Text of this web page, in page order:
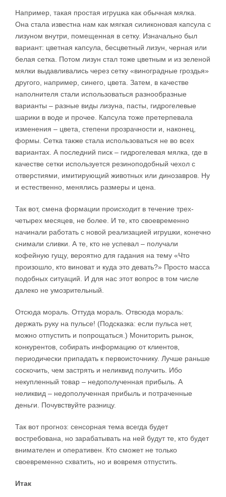
Например, такая простая игрушка как обычная мялка.
Она стала известна нам как мягкая силиконовая капсула с
лизуном внутри, помещенная в сетку. Изначально был
вариант: цветная капсула, бесцветный лизун, черная или
белая сетка. Потом лизун стал тоже цветным и из зеленой
мялки выдавливались через сетку «виноградные гроздья»
другого, например, синего, цвета. Затем, в качестве
наполнителя стали использоваться разнообразные
варианты – разные виды лизуна, пасты, гидрогелевые
шарики в воде и прочее. Капсула тоже претерпевала
изменения – цвета, степени прозрачности и, наконец,
формы. Сетка также стала использоваться не во всех
вариантах. А последний писк – гидрогелевая мялка, где в
качестве сетки используется резиноподобный чехол с
отверстиями, имитирующий животных или динозавров. Ну
и естественно, менялись размеры и цена.
Так вот, смена формации происходит в течение трех-
четырех месяцев, не более. И те, кто своевременно
начинали работать с новой реализацией игрушки, конечно
снимали сливки. А те, кто не успевал – получали
кофейную гущу, вероятно для гадания на тему «Что
произошло, кто виноват и куда это девать?» Просто масса
подобных ситуаций. И для нас этот вопрос в том числе
далеко не умозрительный.
Отсюда мораль. Оттуда мораль. Отвсюда мораль:
держать руку на пульсе! (Подсказка: если пульса нет,
можно отпустить и попрощаться.) Мониторить рынок,
конкурентов, собирать информацию от клиентов,
периодически припадать к первоисточнику. Лучше раньше
соскочить, чем застрять и неликвид получить. Ибо
некупленный товар – недополученная прибыль. А
неликвид – недополученная прибыль и потраченные
деньги. Почувствуйте разницу.
Так вот прогноз: сенсорная тема всегда будет
востребована, но зарабатывать на ней будут те, кто будет
внимателен и оперативен. Кто сможет не только
своевременно схватить, но и вовремя отпустить.
Итак